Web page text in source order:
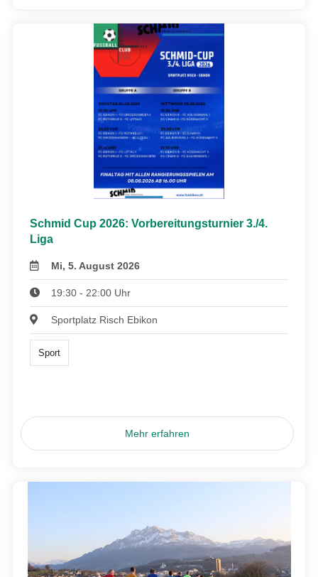
Schmid Cup 2026: Vorbereitungsturnier 3./4.
Liga
Mi, 5. August 2026
19:30 - 22:00 Uhr
Sportplatz Risch Ebikon
Sport
Mehr erfahren